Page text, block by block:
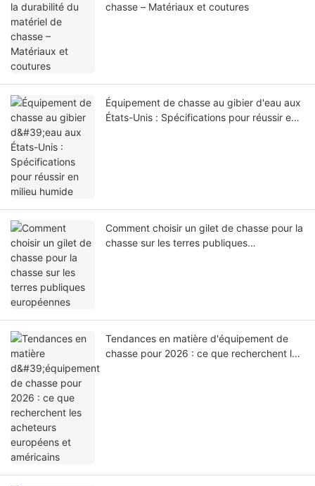
chasse – Matériaux et coutures
Équipement de chasse au gibier d'eau aux
États-Unis : Spécifications pour réussir en
Comment choisir un gilet de chasse pour la
chasse sur les terres publiques
Tendances en matière d'équipement de
chasse pour 2026 : ce que recherchent les